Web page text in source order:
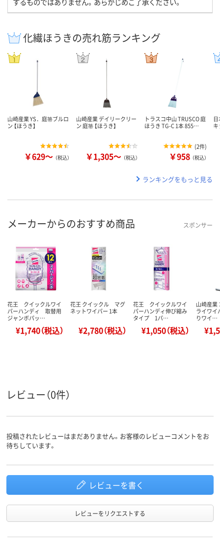
化繊ほうきの売れ筋ランキング
山崎産業 YS．庭箒ブルロ
ン 【ほうき】
￥629～ （税込）
山崎産業 デイリークリー
ン 庭箒 【ほうき】
￥1,305～ （税込）
トラスコ中山 TRUSCO 庭
ほうき TG-C 1本 855…
(2件)
￥958 （税込）
ランキングをもっと見る
メーカーからのおすすめ商品 スポンサー
花王 クイックルワイ
パーハンディ 取替用
ジャンボパッ…
¥1,740（税込）
花王 クイックル マグ
ネットワイパー 1本
¥2,780（税込）
花王 クイックルワイ
パーハンディ伸び縮み
タイプ 1パ…
¥1,050（税込）
山崎産
ライワ
りワイ…
レビュー（0件）
投稿されたレビューはまだありません。お客様のレビューコメントをお
待ちしています。
レビューを書く
レビューをリクエストする